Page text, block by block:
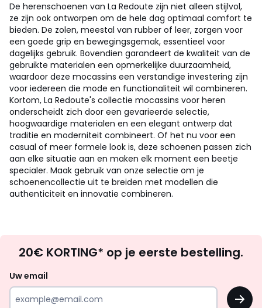
De herenschoenen van La Redoute zijn niet alleen stijlvol,
ze zijn ook ontworpen om de hele dag optimaal comfort te
bieden. De zolen, meestal van rubber of leer, zorgen voor
een goede grip en bewegingsgemak, essentieel voor
dagelijks gebruik. Bovendien garandeert de kwaliteit van de
gebruikte materialen een opmerkelijke duurzaamheid,
waardoor deze mocassins een verstandige investering zijn
voor iedereen die mode en functionaliteit wil combineren.
Kortom, La Redoute's collectie mocassins voor heren
onderscheidt zich door een gevarieerde selectie,
hoogwaardige materialen en een elegant ontwerp dat
traditie en moderniteit combineert. Of het nu voor een
casual of meer formele look is, deze schoenen passen zich
aan elke situatie aan en maken elk moment een beetje
specialer. Maak gebruik van onze selectie om je
schoenencollectie uit te breiden met modellen die
authenticiteit en innovatie combineren.
zoek
inspiratie
20€ KORTING* op je eerste bestelling.
Uw email
OK